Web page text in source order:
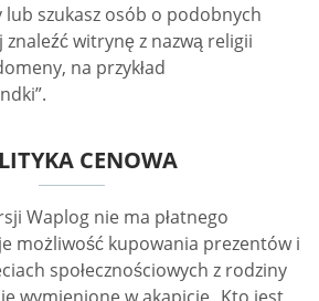
lub szukasz osób o podobnych
witrynę z nazwą religii
na przykład
CENOWA
Waplog nie ma płatnego
możliwość kupowania prezentów i
społecznościowych z rodziny